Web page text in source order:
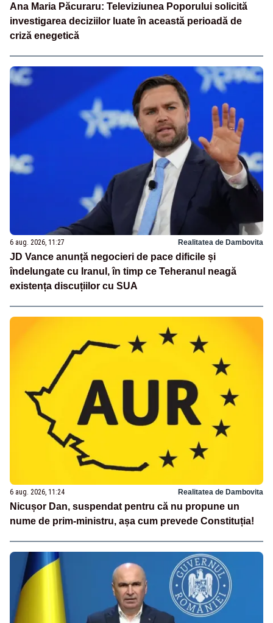
Ana Maria Păcuraru: Televiziunea Poporului solicită
investigarea deciziilor luate în această perioadă de
criză enegetică
6 aug. 2026, 11:27 Realitatea de Dambovita
JD Vance anunță negocieri de pace dificile și
îndelungate cu Iranul, în timp ce Teheranul neagă
existența discuțiilor cu SUA
6 aug. 2026, 11:24 Realitatea de Dambovita
Nicușor Dan, suspendat pentru că nu propune un
nume de prim-ministru, așa cum prevede Constituția!